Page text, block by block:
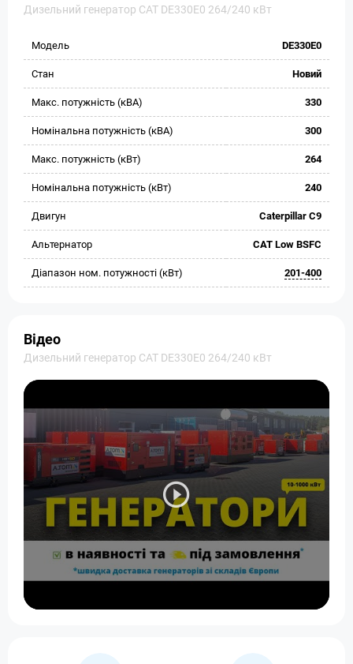
Дизельний генератор CAT DE330E0 264/240 кВт
Модель DE330E0
Стан Новий
Макс. потужність (кВА) 330
Номінальна потужність (кВА) 300
Макс. потужність (кВт) 264
Номінальна потужність (кВт) 240
Двигун Caterpillar C9
Альтернатор CAT Low BSFC
Діапазон ном. потужності (кВт) 201-400
Відео
Дизельний генератор CAT DE330E0 264/240 кВт